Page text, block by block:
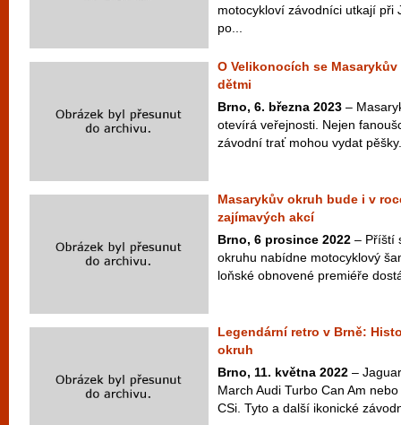
motocykloví závodníci utkají při
po...
O Velikonocích se
dětmi
Brno, 6. března 2023 –
otevírá veřejnosti. Nejen
závodní trať mohou vydat
Masarykův okruh bude i v
zajímavých akcí
Brno, 6 prosince 2022 – Příští
okruhu nabídne motocyklový
loňské obnovené premiéře
Legendární retro v Brně:
okruh
Brno, 11. května 2022 –
March Audi Turbo Can Am
CSi. Tyto a další ikonické